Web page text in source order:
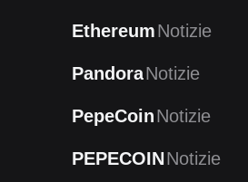
EthereumNotizie
PandoraNotizie
PepeCoinNotizie
PEPECOINNotizie